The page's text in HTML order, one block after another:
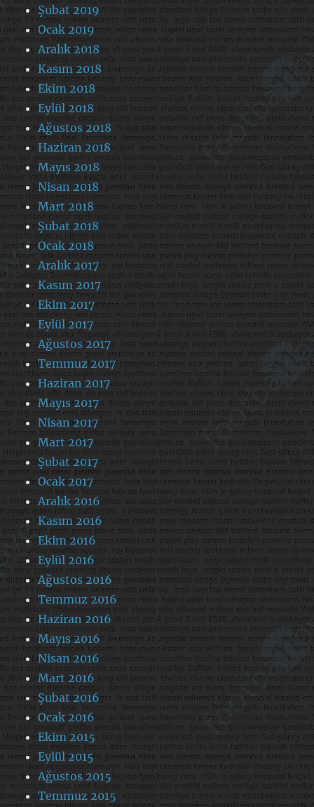
Şubat 2019
Ocak 2019
Aralık 2018
Kasım 2018
Ekim 2018
Eylül 2018
Ağustos 2018
Haziran 2018
Mayıs 2018
Nisan 2018
Mart 2018
Şubat 2018
Ocak 2018
Aralık 2017
Kasım 2017
Ekim 2017
Eylül 2017
Ağustos 2017
Temmuz 2017
Haziran 2017
Mayıs 2017
Nisan 2017
Mart 2017
Şubat 2017
Ocak 2017
Aralık 2016
Kasım 2016
Ekim 2016
Eylül 2016
Ağustos 2016
Temmuz 2016
Haziran 2016
Mayıs 2016
Nisan 2016
Mart 2016
Şubat 2016
Ocak 2016
Ekim 2015
Eylül 2015
Ağustos 2015
Temmuz 2015